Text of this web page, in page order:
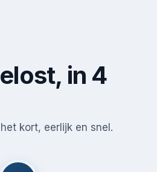
in 4
kort, eerlijk en snel.